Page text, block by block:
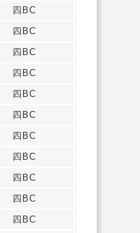
四BC
四BC
四BC
四BC
四BC
四BC
四BC
四BC
四BC
四BC
四BC